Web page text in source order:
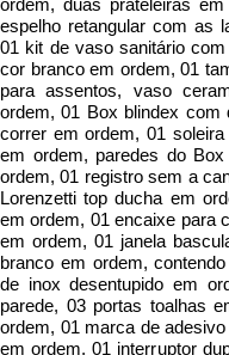
espelho retangular com as
01 kit de vaso sanitário
cor branco em ordem, 01
para assentos, vaso
ordem, 01 Box blindex com
correr em ordem, 01
em ordem, paredes do
ordem, 01 registro sem a
Lorenzetti top ducha em
em ordem, 01 encaixe para
em ordem, 01 janela
branco em ordem,
de inox desentupido em
parede, 03 portas toalhas
ordem, 01 marca de
em ordem, 01 interruptor